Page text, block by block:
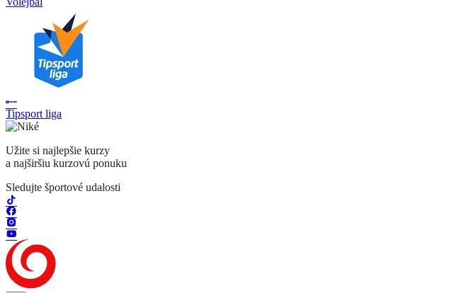
Tipsport liga
Užite si najlepšie kurzy
a najširšiu kurzovú ponuku
Sledujte športové udalosti